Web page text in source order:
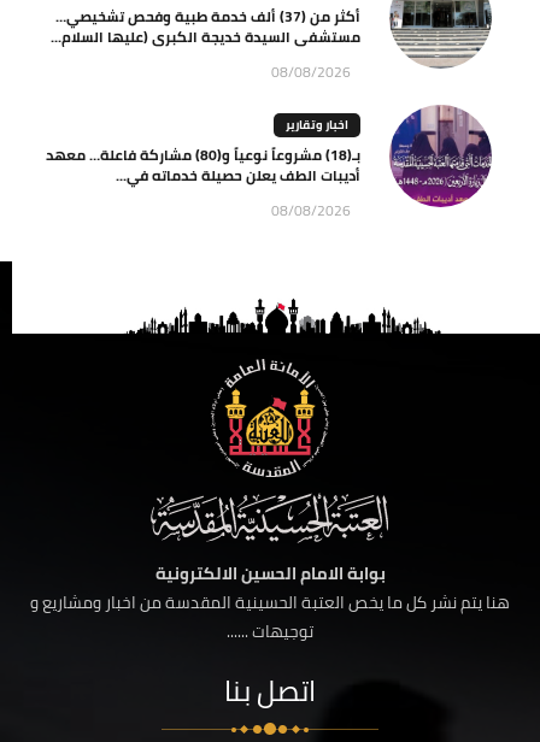
أكثر من (37) ألف خدمة طبية وفحص تشخيصي…
مستشفى السيدة خديجة الكبرى (عليها السلام...
08/08/2026
اخبار وتقارير
بـ(18) مشروعاً نوعياً و(80) مشاركة فاعلة… معهد
أديبات الطف يعلن حصيلة خدماته في...
08/08/2026
بوابة الامام الحسين الالكترونية
هنا يتم نشر كل ما يخص العتبة الحسينية المقدسة من اخبار ومشاريع و
توجيهات ......
اتصل بنا